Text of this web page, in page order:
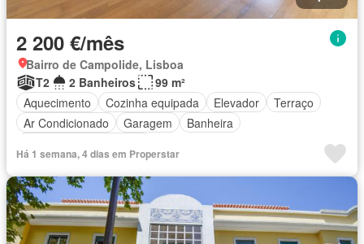
2 200 €/mês
Bairro de Campolide, Lisboa
T2
2 Banheiros
99 m²
Aquecimento
Cozinha equipada Elevador
Terraço
Ar Condicionado
Garagem
Banheira
Há 1 semana, 4 dias em Properstar